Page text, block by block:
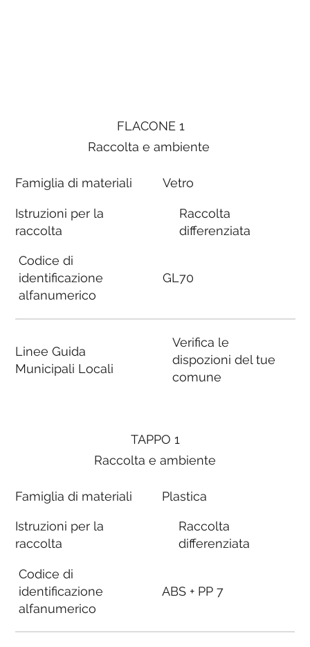
FLACONE 1
Raccolta e ambiente
Famiglia di materiali
Istruzioni per la
raccolta
Codice di
identificazione
alfanumerico
Linee Guida
Municipali Locali
Vetro
Raccolta
differenziata
GL70
Verifica le
dispozioni del tue
comune
TAPPO 1
Raccolta e ambiente
Famiglia di materiali
Istruzioni per la
raccolta
Codice di
identificazione
alfanumerico
Plastica
Raccolta
differenziata
ABS + PP 7